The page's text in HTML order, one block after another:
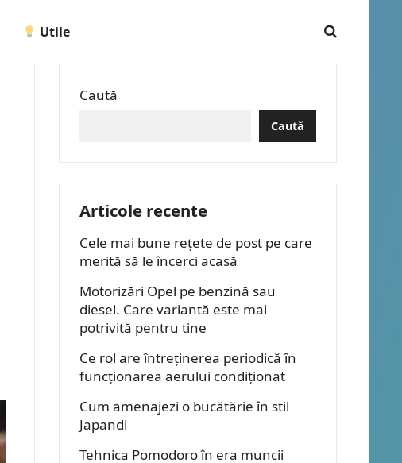
Utile
Caută
Caută
Articole recente
Cele mai bune rețete de post pe care
merită să le încerci acasă
Motorizări Opel pe benzină sau
diesel. Care variantă este mai
potrivită pentru tine
Ce rol are întreținerea periodică în
funcționarea aerului condiționat
Cum amenajezi o bucătărie în stil
Japandi
Tehnica Pomodoro în era muncii